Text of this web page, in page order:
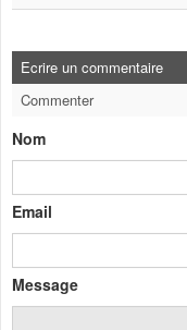
Ecrire un commentaire
Commenter
Nom
Email
Message